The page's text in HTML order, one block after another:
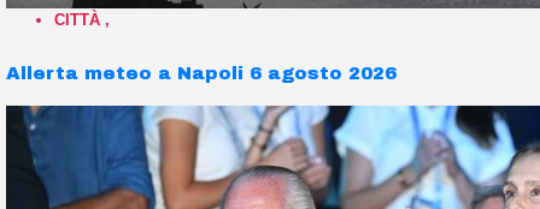
CITTÀ ,
Allerta meteo a Napoli 6 agosto 2026